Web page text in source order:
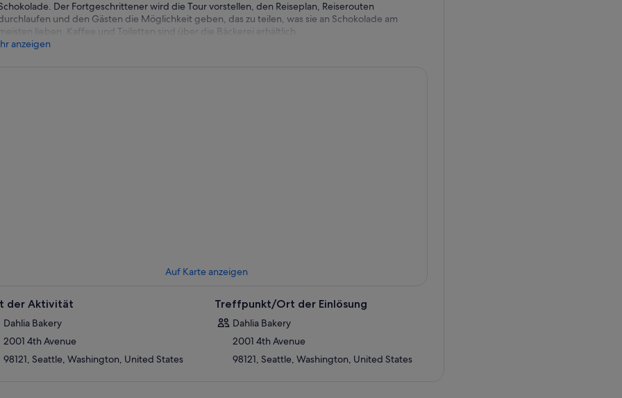
Der Fortgeschrittener wird die Tour vorstellen, den Reiseplan, Reiserouten
und den Gästen die Möglichkeit geben, das zu teilen, was sie an Schokolade am
lieben. Kaffee und Toiletten sind über die Bäckerei erhältlich.
anzeigen
Auf Karte anzeigen
der Aktivität
Dahlia Bakery
2001 4th Avenue
98121, Seattle, Washington, United States
Treffpunkt/Ort der Einlösung
Dahlia Bakery
2001 4th Avenue
98121, Seattle, Washington, United States